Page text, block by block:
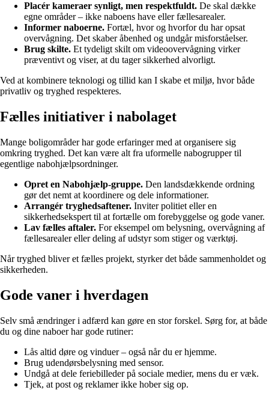
Placér kameraer synligt, men respektfuldt. De skal dække
egne områder – ikke naboens have eller fællesarealer.
Informer naboerne. Fortæl, hvor og hvorfor du har opsat
overvågning. Det skaber åbenhed og undgår misforståelser.
Brug skilte. Et tydeligt skilt om videoovervågning virker
præventivt og viser, at du tager sikkerhed alvorligt.
Ved at kombinere teknologi og tillid kan I skabe et miljø, hvor både
privatliv og tryghed respekteres.
Fælles initiativer i nabolaget
Mange boligområder har gode erfaringer med at organisere sig
omkring tryghed. Det kan være alt fra uformelle nabogrupper til
egentlige nabohjælpsordninger.
Opret en Nabohjælp-gruppe. Den landsdækkende ordning
gør det nemt at koordinere og dele informationer.
Arrangér tryghedsaftener. Inviter politiet eller en
sikkerhedsekspert til at fortælle om forebyggelse og gode vaner.
Lav fælles aftaler. For eksempel om belysning, overvågning af
fællesarealer eller deling af udstyr som stiger og værktøj.
Når tryghed bliver et fælles projekt, styrker det både sammenholdet og
sikkerheden.
Gode vaner i hverdagen
Selv små ændringer i adfærd kan gøre en stor forskel. Sørg for, at både
du og dine naboer har gode rutiner:
Lås altid døre og vinduer – også når du er hjemme.
Brug udendørsbelysning med sensor.
Undgå at dele feriebilleder på sociale medier, mens du er væk.
Tjek, at post og reklamer ikke hober sig op.